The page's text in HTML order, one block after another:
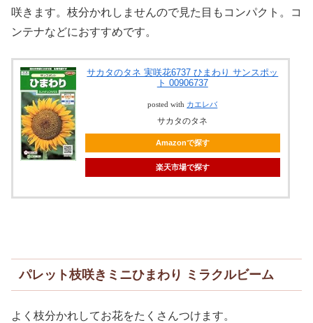
咲きます。枝分かれしませんので見た目もコンパクト。コ
ンテナなどにおすすめです。
サカタのタネ 実咲花6737 ひまわり サンスポッ
ト 00906737
posted with カエレバ
サカタのタネ
Amazonで探す
楽天市場で探す
パレット枝咲きミニひまわり ミラクルビーム
よく枝分かれしてお花をたくさんつけます。